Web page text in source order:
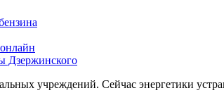
Дзержинского
учреждений. Сейчас энергетики